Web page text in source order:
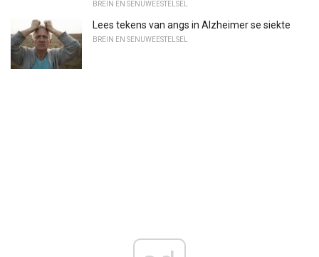
BREIN EN SENUWEESTELSEL
Lees tekens van angs in Alzheimer se siekte
BREIN EN SENUWEESTELSEL